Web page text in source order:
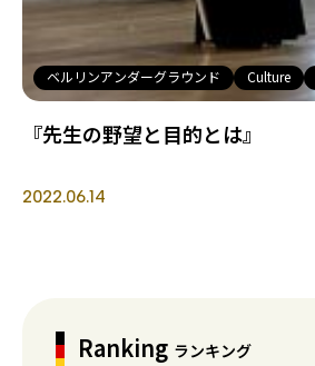
ベルリンアンダーグラウンド Culture
『先生の野望と目的とは』
2022.06.14
Ranking ランキング